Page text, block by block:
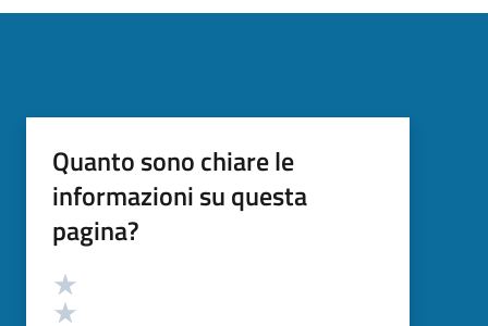
Quanto sono chiare le
informazioni su questa
pagina?
Valutazione